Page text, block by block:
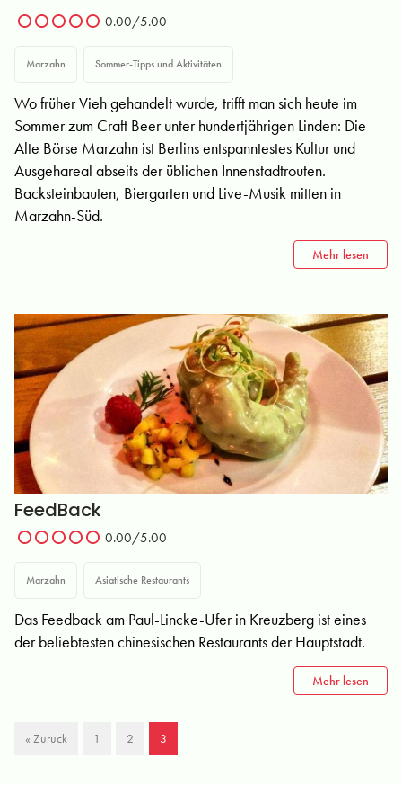
0.00/5.00
Marzahn Sommer-Tipps und Aktivitäten
Wo früher Vieh gehandelt wurde, trifft man sich heute im
Sommer zum Craft Beer unter hundertjährigen Linden: Die
Alte Börse Marzahn ist Berlins entspanntestes Kultur und
Ausgehareal abseits der üblichen Innenstadtrouten.
Backsteinbauten, Biergarten und Live-Musik mitten in
Marzahn-Süd.
Mehr lesen
FeedBack
0.00/5.00
Marzahn Asiatische Restaurants
Das Feedback am Paul-Lincke-Ufer in Kreuzberg ist eines
der beliebtesten chinesischen Restaurants der Hauptstadt.
Mehr lesen
« Zurück 1 2 3